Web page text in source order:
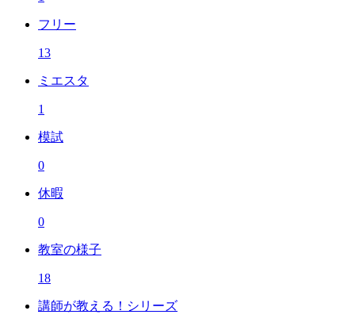
フリー
13
ミエスタ
1
模試
0
休暇
0
教室の様子
18
講師が教える！シリーズ